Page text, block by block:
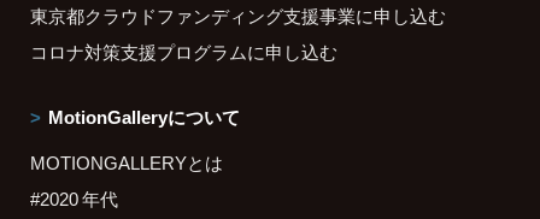
東京都クラウドファンディング支援事業に申し込む
コロナ対策支援プログラムに申し込む
MotionGalleryについて
MOTIONGALLERYとは
#2020 年代